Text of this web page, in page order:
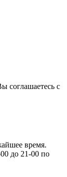
соглашаетесь с
время.
до 21-00 по